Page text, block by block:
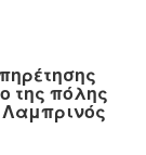
της πόλης